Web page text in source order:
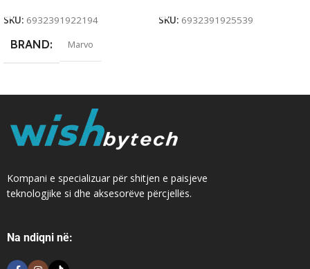
SKU: 6932391922194
BRAND Marvo
SKU: 6932391925539
Kompani e specializuar për shitjen e paisjeve
teknologjike si dhe aksesorëve përcjellës.
Na ndiqni në: